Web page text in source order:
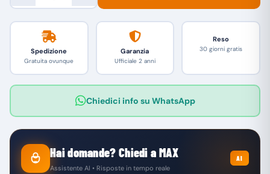
Spedizione
Gratuita ovunque
Garanzia
Ufficiale 2 anni
Reso
30 giorni gratis
Chiedici info su WhatsApp
Hai domande? Chiedi a MAX
Assistente AI • Risposte in tempo reale
AI